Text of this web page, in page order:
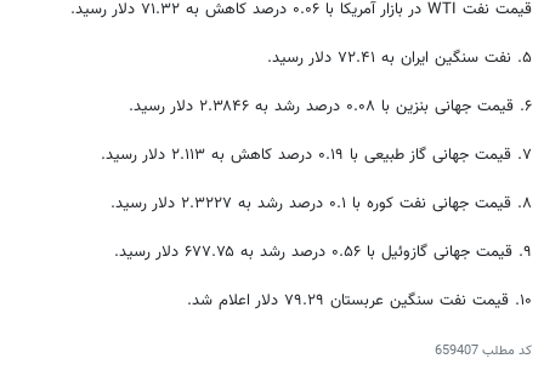
قیمت نفت WTI در بازار آمریکا با ۰.۰۶ درصد کاهش به ۷۱.۳۲ دلار رسید.
۵. نفت سنگین ایران به ۷۲.۴۱ دلار رسید.
۶. قیمت جهانی بنزین با ۰.۰۸ درصد رشد به ۲.۳۸۴۶ دلار رسید.
۷. قیمت جهانی گاز طبیعی با ۰.۱۹ درصد کاهش به ۲.۱۱۳ دلار رسید.
۸. قیمت جهانی نفت کوره با ۰.۱ درصد رشد به ۲.۳۲۲۷ دلار رسید.
۹. قیمت جهانی گازوئیل با ۰.۵۶ درصد رشد به ۶۷۷.۷۵ دلار رسید.
۱۰. قیمت نفت سنگین عربستان ۷۹.۲۹ دلار اعلام شد.
کد مطلب659407